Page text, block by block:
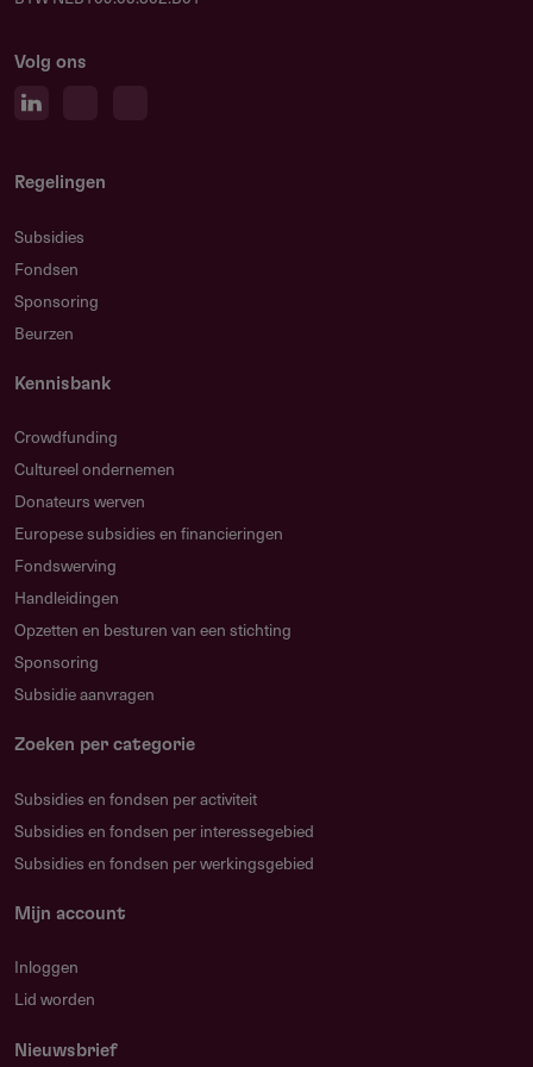
3. Ga nu naar Zoekfilter "Werkingsgebied"
"Werkingsgebied" scrollen.
4. Selecteer de juiste provincie
4.1. Klik op het vakje voor Nederland
4.2. Kies nu de juiste provincie
Volg ons
Regelingen
Subsidies
Fondsen
Sponsoring
Beurzen
Kennisbank
Crowdfunding
Cultureel ondernemen
Donateurs werven
Europese subsidies en financieringen
Fondswerving
Handleidingen
Opzetten en besturen van een stichting
Sponsoring
Subsidie aanvragen
Zoeken per categorie
Subsidies en fondsen per activiteit
Subsidies en fondsen per interessegebied
Subsidies en fondsen per werkingsgebied
Mijn account
Inloggen
Lid worden
Nieuwsbrief